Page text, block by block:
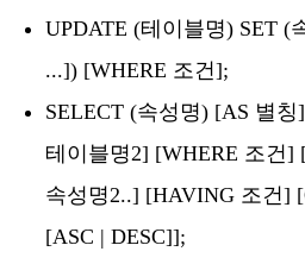
UPDATE (테이블명) SET (
...]) [WHERE 조건];
SELECT (속성명) [AS 별
테이블명2] [WHERE 조건]
속성명2..] [HAVING 조건]
[ASC | DESC]];